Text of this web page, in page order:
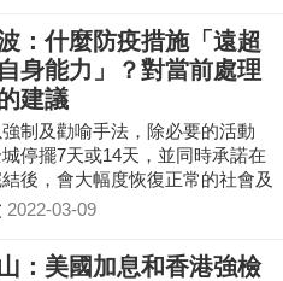
：什麼防疫措施「遠超
身能力」？對當前處理
建議
制及勸喻手法，除必要的活動
停擺7天或14天，並同時承諾在
後，會大幅度恢復正常的社會及
。
2022-03-09
：美國加息和香港強檢